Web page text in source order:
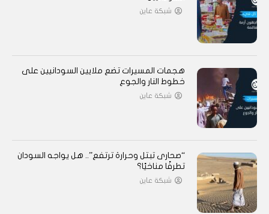
شبكة عاين
هجمات المسيرات تضع ملايين السودانيين على
خطوط النار والجوع
شبكة عاين
“صحارى تبتل وحرارة ترتفع”.. هل يواجه السودان
تطرفًا مناخيًا؟
شبكة عاين